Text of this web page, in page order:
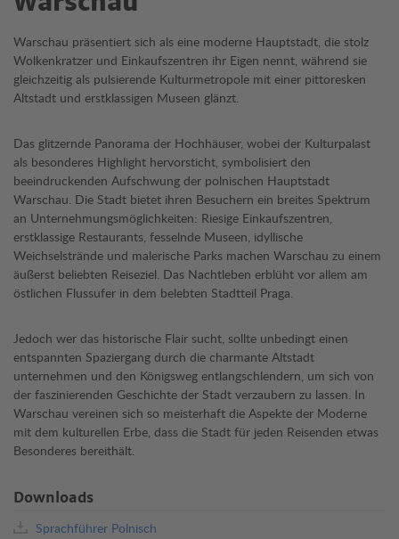
Warschau präsentiert sich als eine moderne Hauptstadt, die stolz
Wolkenkratzer und Einkaufszentren ihr Eigen nennt, während sie
gleichzeitig als pulsierende Kulturmetropole mit einer pittoresken
Altstadt und erstklassigen Museen glänzt.
Das glitzernde Panorama der Hochhäuser, wobei der Kulturpalast
als besonderes Highlight hervorsticht, symbolisiert den
beeindruckenden Aufschwung der polnischen Hauptstadt
Warschau. Die Stadt bietet ihren Besuchern ein breites Spektrum
an Unternehmungsmöglichkeiten: Riesige Einkaufszentren,
erstklassige Restaurants, fesselnde Museen, idyllische
Weichselstrände und malerische Parks machen Warschau zu einem
äußerst beliebten Reiseziel. Das Nachtleben erblüht vor allem am
östlichen Flussufer in dem belebten Stadtteil Praga.
Jedoch wer das historische Flair sucht, sollte unbedingt einen
entspannten Spaziergang durch die charmante Altstadt
unternehmen und den Königsweg entlangschlendern, um sich von
der faszinierenden Geschichte der Stadt verzaubern zu lassen. In
Warschau vereinen sich so meisterhaft die Aspekte der Moderne
mit dem kulturellen Erbe, dass die Stadt für jeden Reisenden etwas
Besonderes bereithält.
Downloads
Sprachführer Polnisch